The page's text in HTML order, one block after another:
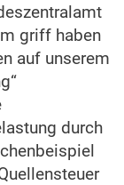
griff haben
auf unserem
durch